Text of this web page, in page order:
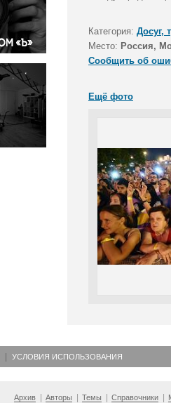
Категория: Досуг,
Место: Россия,
Сообщить об
Ещё фото
УСЛОВИЯ ИСПОЛЬЗОВАНИЯ
Архив Авторы Темы Справочники